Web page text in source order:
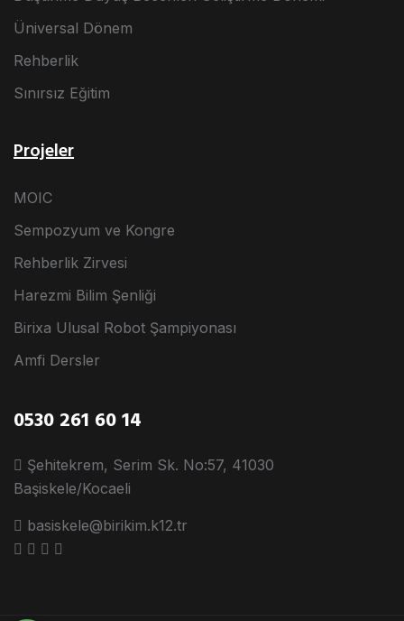
Üniversal Dönem
Rehberlik
Sınırsız Eğitim
Projeler
MOIC
Sempozyum ve Kongre
Rehberlik Zirvesi
Harezmi Bilim Şenliği
Birixa Ulusal Robot Şampiyonası
Amfi Dersler
0530 261 60 14
Şehitekrem, Serim Sk. No:57, 41030
Başiskele/Kocaeli
basiskele@birikim.k12.tr